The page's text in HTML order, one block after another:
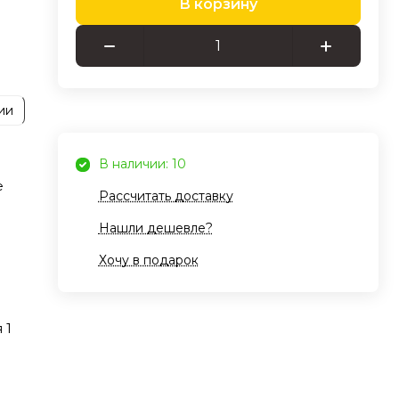
В корзину
В наличии: 10
Рассчитать доставку
Нашли дешевле?
Хочу в подарок